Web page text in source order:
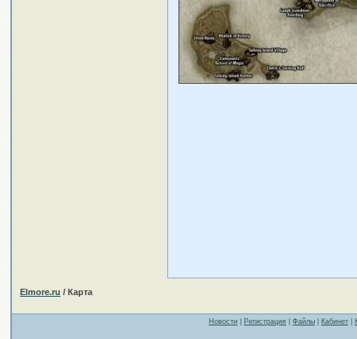
Elmore.ru / Карта
Новости Регистрация Файлы Кабинет